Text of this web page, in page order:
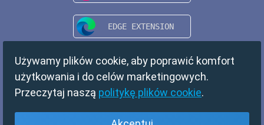
Używamy plików cookie, aby poprawić komfort
użytkowania i do celów marketingowych.
Przeczytaj naszą politykę plików cookie.